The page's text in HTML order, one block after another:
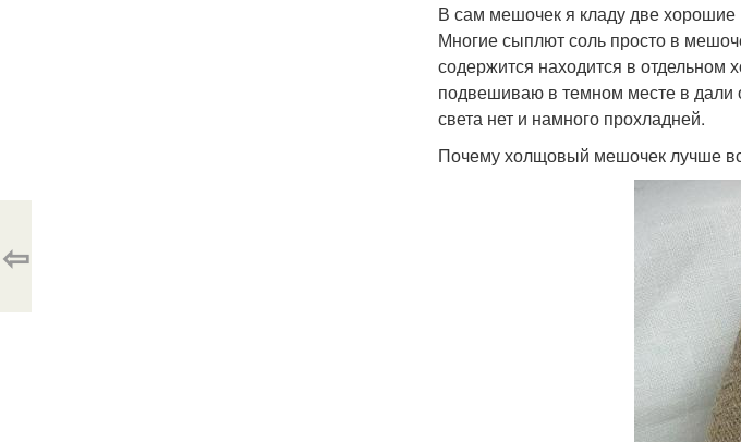
В сам мешочек я кладу две
Многие сыплют соль просто в
содержится находится в
подвешиваю в темном месте в дали
света нет и намного прохладней.
Почему холщовый мешочек лучше
⇦